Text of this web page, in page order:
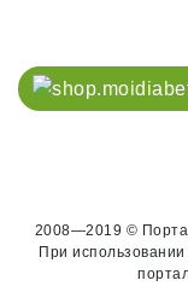
2008—2019 ©
При